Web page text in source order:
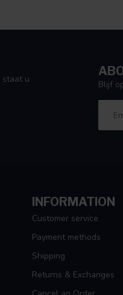
staat u
Blijf
INFORMATION
Customer service
Payment methods
Shipping
Returns & Exchanges